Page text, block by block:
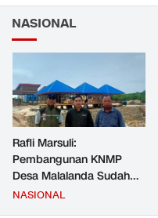
NASIONAL
Rafli Marsuli:
Pembangunan KNMP
Desa Malalanda Sudah
Mencapai 69 Persen dan
NASIONAL